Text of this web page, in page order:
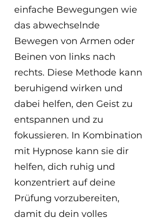
einfache Bewegungen wie
das abwechselnde
Bewegen von Armen oder
Beinen von links nach
rechts. Diese Methode kann
beruhigend wirken und
dabei helfen, den Geist zu
entspannen und zu
fokussieren. In Kombination
mit Hypnose kann sie dir
helfen, dich ruhig und
konzentriert auf deine
Prüfung vorzubereiten,
damit du dein volles